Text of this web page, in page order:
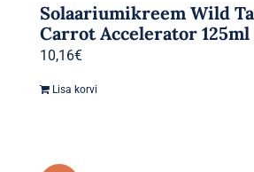
Solaariumikreem Wild
Carrot Accelerator 125ml
10,16€
Lisa korvi